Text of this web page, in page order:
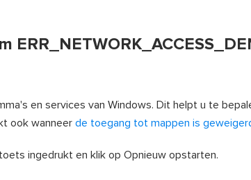
en services van Windows. Dit helpt u te
ook wanneer de toegang tot mappen is
ingedrukt en klik op Opnieuw opstarten.